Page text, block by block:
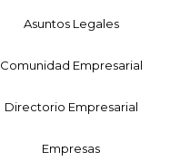
Asuntos Legales
Comunidad Empresarial
Directorio Empresarial
Empresas